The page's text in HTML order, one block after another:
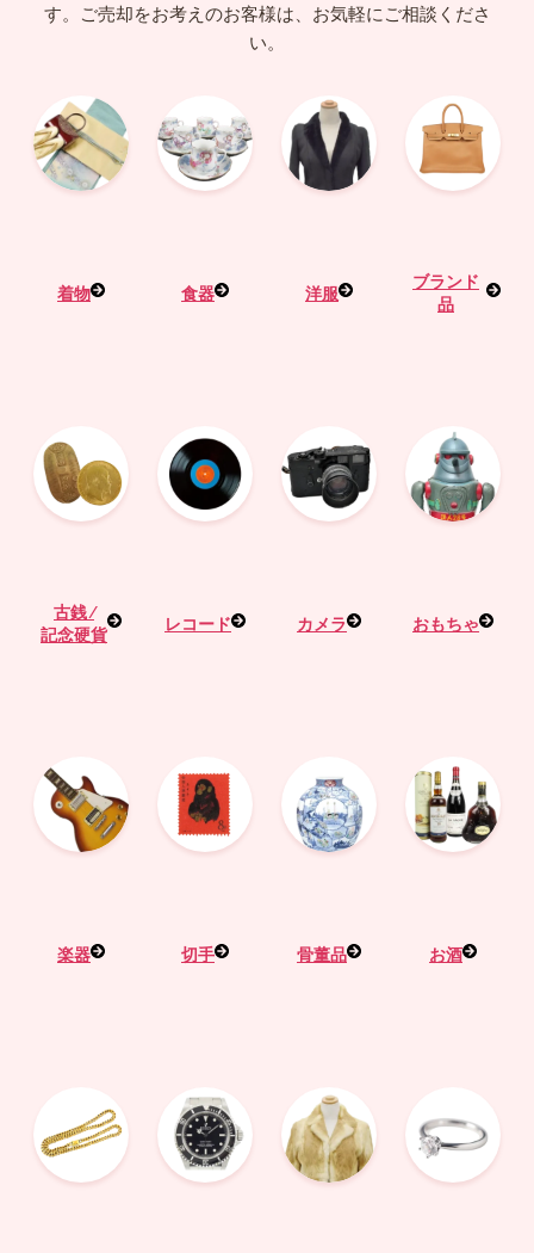
す。
ご売却をお考えのお客様は、お気軽にご相談くださ
い。
着物 食器 洋服
ブランド
品
古銭 ⁄
記念硬貨
レコード カメラ おもちゃ
楽器 切手 骨董品 お酒